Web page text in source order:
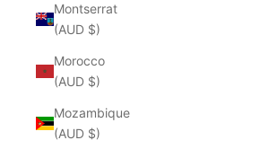
Montserrat
(AUD $)
Morocco
(AUD $)
Mozambique
(AUD $)